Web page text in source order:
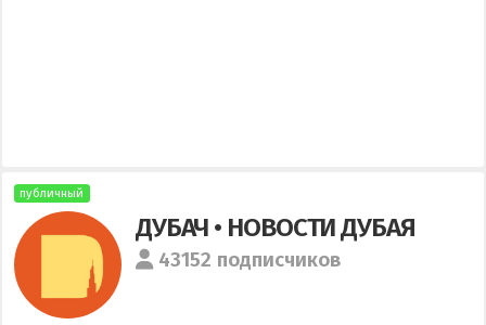
публичный
ДУБАЧ • НОВОСТИ ДУБАЯ
43152 подписчиков